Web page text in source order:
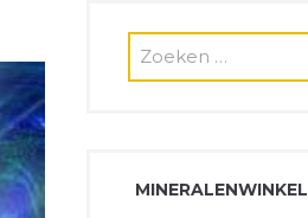
MINERALENWINKEL